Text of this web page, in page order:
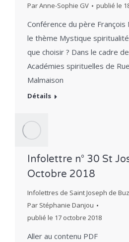
ParAnne-Sophie GV publié le
Conférence du père François
le thème Mystique
que choisir ? Dans le cadre
Académies spirituelles de
Malmaison
Détails
Infolettre n° 30 St
Octobre 2018
Infolettres de Saint Joseph de
Par Stéphanie Danjou
publié le 17 octobre 2018
Aller au contenu PDF